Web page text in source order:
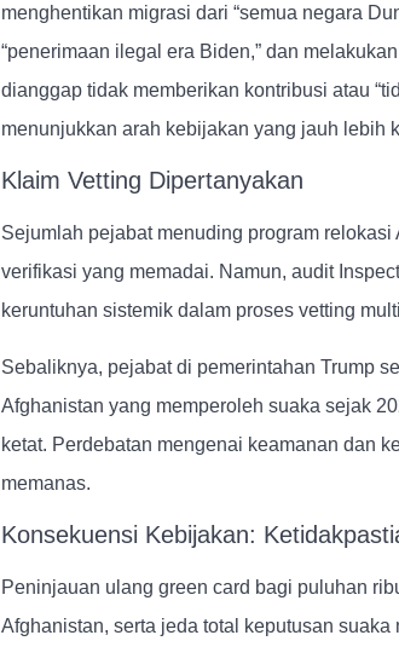
menghentikan migrasi dari “semua negara
“penerimaan ilegal era Biden,” dan melakukan
dianggap tidak memberikan kontribusi atau
menunjukkan arah kebijakan yang jauh lebih
Klaim Vetting Dipertanyakan
Sejumlah pejabat menuding program
verifikasi yang memadai. Namun, audit
keruntuhan sistemik dalam proses vetting
Sebaliknya, pejabat di pemerintahan Trump
Afghanistan yang memperoleh suaka sejak
ketat. Perdebatan mengenai keamanan dan
memanas.
Konsekuensi Kebijakan:
Peninjauan ulang green card bagi puluhan
Afghanistan, serta jeda total keputusan